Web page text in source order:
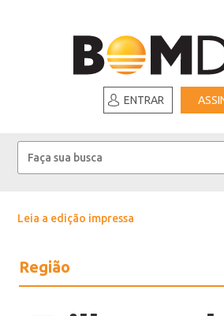
ENTRAR
Leia a edição impressa
Região